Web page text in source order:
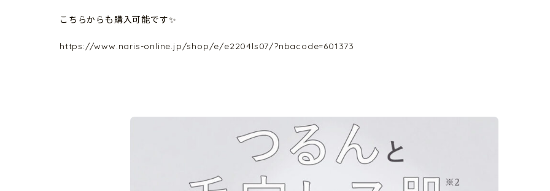
こちらからも購入可能です✨
https://www.naris-online.jp/shop/e/e2204ls07/?nbacode=601373